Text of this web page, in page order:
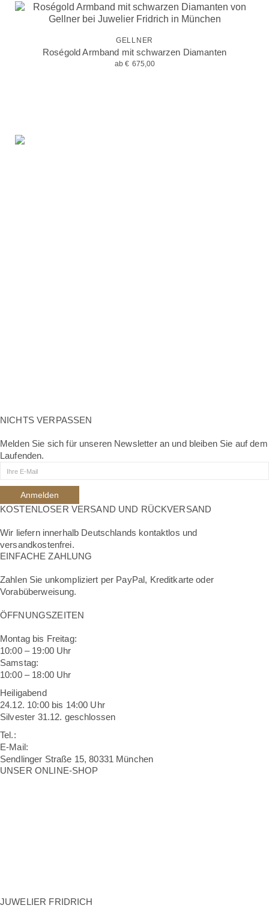
GELLNER
Roségold Armband mit schwarzen Diamanten
ab € 675,00
SIE BEVORZUGEN EINE
PERSÖNLICHE BERATUNG?
NICHTS VERPASSEN
Melden Sie sich für unseren Newsletter an und bleiben Sie auf dem
Laufenden.
KOSTENLOSER VERSAND UND RÜCKVERSAND
Wir liefern innerhalb Deutschlands kontaktlos und
versandkostenfrei.
EINFACHE ZAHLUNG
Zahlen Sie unkompliziert per PayPal, Kreditkarte oder
Vorabüberweisung.
ÖFFNUNGSZEITEN
Montag bis Freitag:
10:00 – 19:00 Uhr
Samstag:
10:00 – 18:00 Uhr
Heiligabend
24.12. 10:00 bis 14:00 Uhr
Silvester 31.12. geschlossen
Tel.:
E-Mail:
Sendlinger Straße 15, 80331 München
UNSER ONLINE-SHOP
JUWELIER FRIDRICH